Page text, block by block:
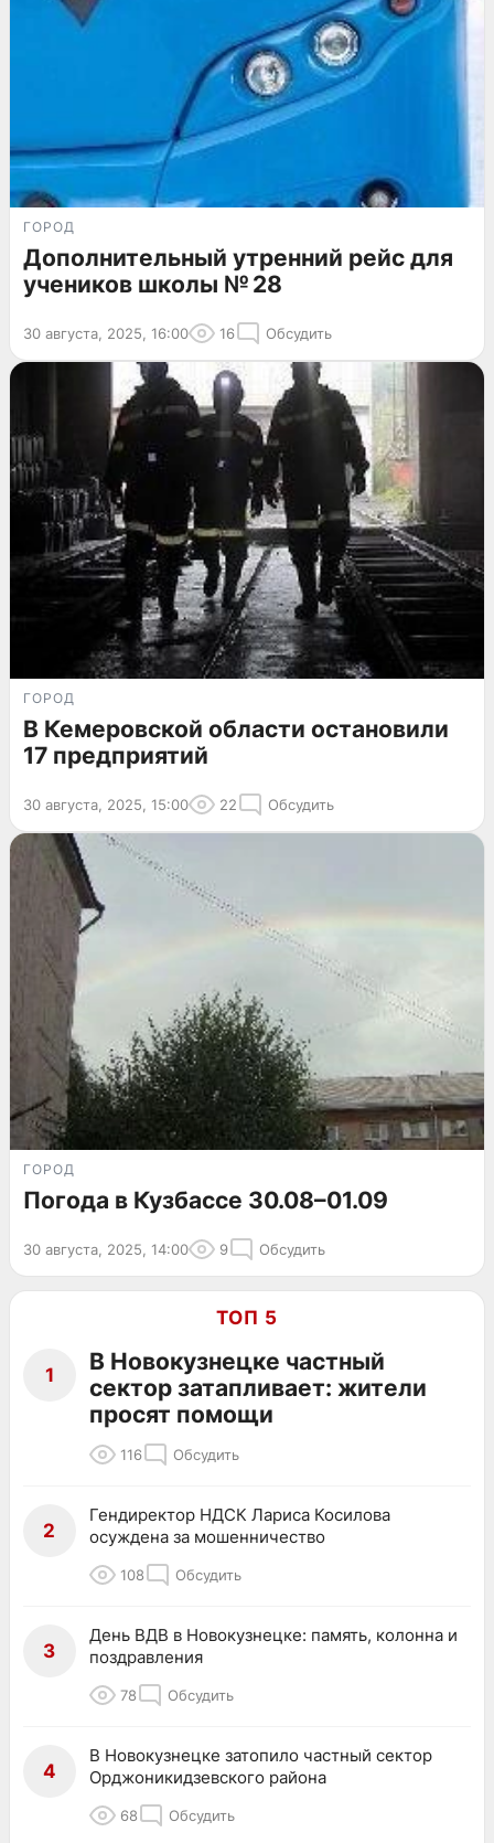
ГОРОД
Дополнительный утренний рейс для
учеников школы № 28
30 августа, 2025, 16:00 16 Обсудить
ГОРОД
В Кемеровской области остановили
17 предприятий
30 августа, 2025, 15:00 22 Обсудить
ГОРОД
Погода в Кузбассе 30.08–01.09
30 августа, 2025, 14:00 9 Обсудить
ТОП 5
1
В Новокузнецке частный
сектор затапливает: жители
просят помощи
116 Обсудить
2
Гендиректор НДСК Лариса Косилова
осуждена за мошенничество
108 Обсудить
3
День ВДВ в Новокузнецке: память, колонна и
поздравления
78 Обсудить
4
В Новокузнецке затопило частный сектор
Орджоникидзевского района
68 Обсудить